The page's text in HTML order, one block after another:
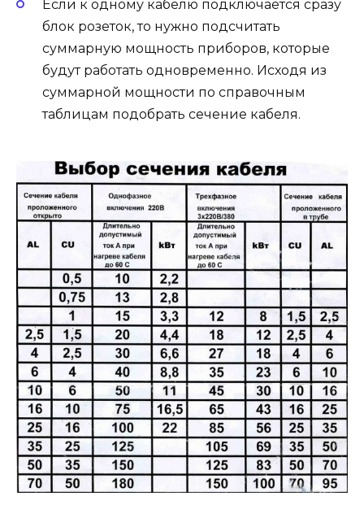
Если к одному кабелю подключается сразу
блок розеток, то нужно подсчитать
суммарную мощность приборов, которые
будут работать одновременно. Исходя из
суммарной мощности по справочным
таблицам подобрать сечение кабеля.